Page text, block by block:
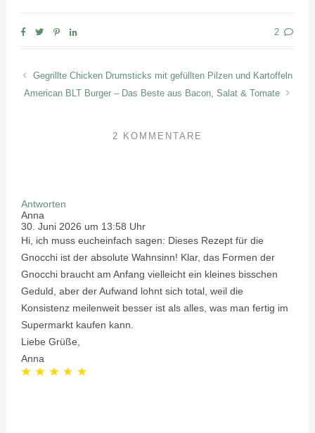
2
Gegrillte Chicken Drumsticks mit gefüllten Pilzen und Kartoffeln
American BLT Burger – Das Beste aus Bacon, Salat & Tomate
2 KOMMENTARE
Antworten
Anna
30. Juni 2026 um 13:58 Uhr
Hi, ich muss eucheinfach sagen: Dieses Rezept für die
Gnocchi ist der absolute Wahnsinn! Klar, das Formen der
Gnocchi braucht am Anfang vielleicht ein kleines bisschen
Geduld, aber der Aufwand lohnt sich total, weil die
Konsistenz meilenweit besser ist als alles, was man fertig im
Supermarkt kaufen kann.
Liebe Grüße,
Anna